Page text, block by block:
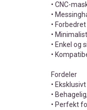
• CNC-
•
•
•
• Enkel og
•
Fordeler
•
•
• Perfekt